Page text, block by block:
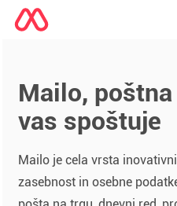
Mailo,
vas spoštuje
Mailo je cela vrsta
zasebnost in osebne